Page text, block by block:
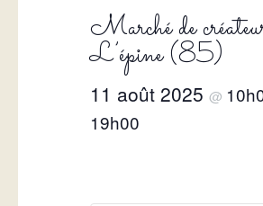
Marché de
L’épine (85)
11 août 2025 @
19h00